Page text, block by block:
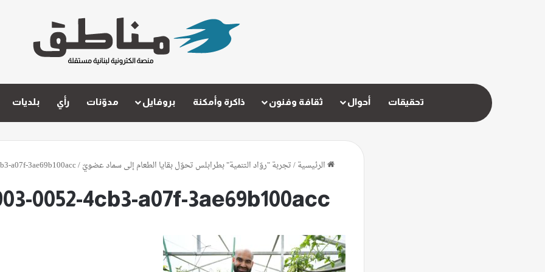
تحقيقات أحوال ثقافة وفنون ذاكرة وأمكنة بروفايل مدوّنات رأي بلديات
الرئيسية/تجربة "روّاد التنمية" بطرابلس تحوّل بقايا الطعام إلى سماد عضويّ/
a07f-3ae69b100acc
0052-4cb3-a07f-3ae69b100acc